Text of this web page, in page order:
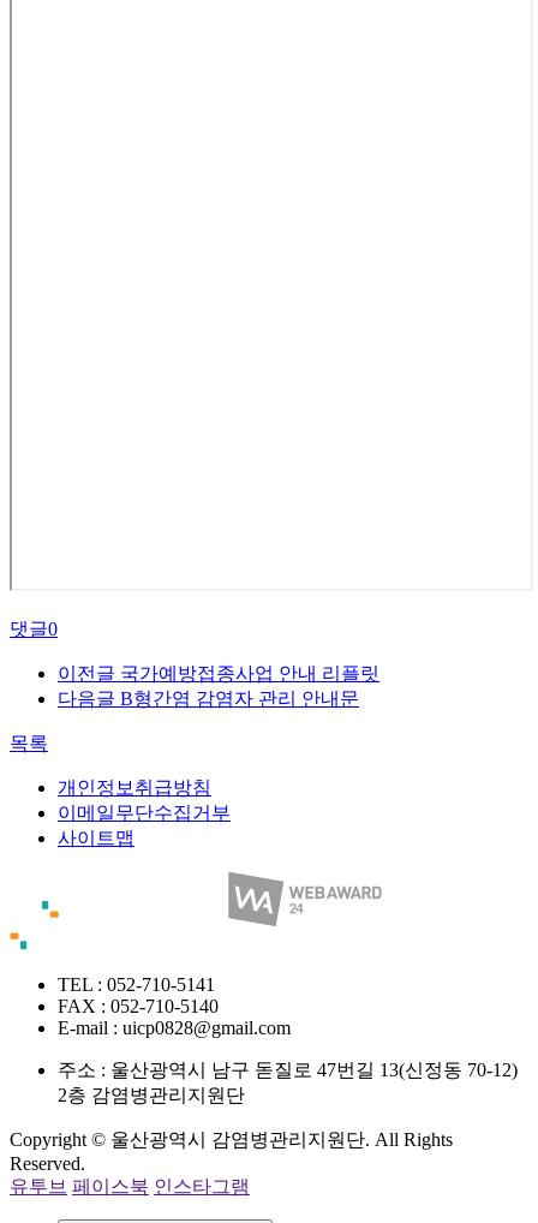
댓글0
이전글 국가예방접종사업 안내 리플릿
다음글 B형간염 감염자 관리 안내문
목록
개인정보취급방침
이메일무단수집거부
사이트맵
TEL : 052-710-5141
FAX : 052-710-5140
E-mail : uicp0828@gmail.com
주소 : 울산광역시 남구 돋질로 47번길 13(신정동 70-12)
2층 감염병관리지원단
Copyright © 울산광역시 감염병관리지원단. All Rights
Reserved.
유투브 페이스북 인스타그램